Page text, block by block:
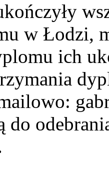
w Łodzi,
ich
do